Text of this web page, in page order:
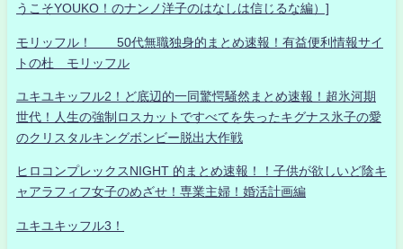
うこそYOUKO！のナンノ洋子のはなしは信じるな編）]
モリッフル！ 50代無職独身的まとめ速報！有益便利情報サイ
トの杜 モリッフル
ユキユキッフル2！ど底辺的一同驚愕騒然まとめ速報！超氷河期
世代！人生の強制ロスカットですべてを失ったキグナス氷子の愛
のクリスタルキングボンビー脱出大作戦
ヒロコンプレックスNIGHT 的まとめ速報！！子供が欲しいど陰キ
ャアラフィフ女子のめざせ！専業主婦！婚活計画編
ユキユキッフル3！